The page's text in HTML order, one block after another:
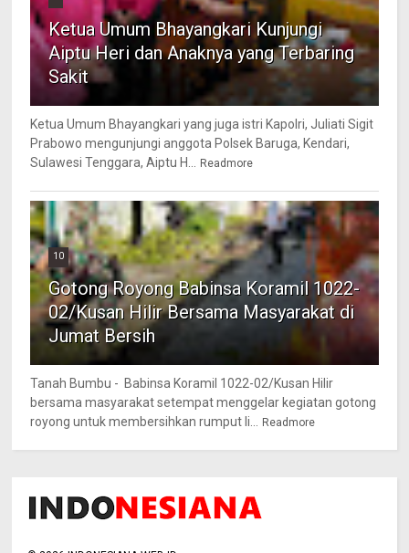
Ketua Umum Bhayangkari Kunjungi
Aiptu Heri dan Anaknya yang Terbaring
Sakit
Ketua Umum Bhayangkari yang juga istri Kapolri, Juliati Sigit
Prabowo mengunjungi anggota Polsek Baruga, Kendari,
Sulawesi Tenggara, Aiptu H...
Readmore
10
Gotong Royong Babinsa Koramil 1022-
02/Kusan Hilir Bersama Masyarakat di
Jumat Bersih
Tanah Bumbu - Babinsa Koramil 1022-02/Kusan Hilir
bersama masyarakat setempat menggelar kegiatan gotong
royong untuk membersihkan rumput li...
Readmore